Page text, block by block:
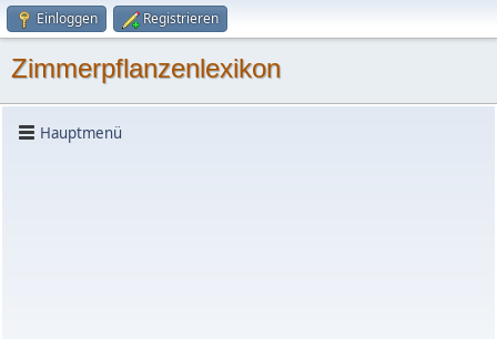
Einloggen Registrieren
Zimmerpflanzenlexikon
Hauptmenü